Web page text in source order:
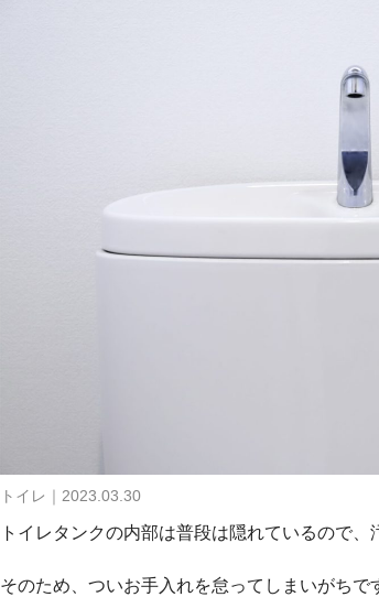
トイレ｜2023.03.30
トイレタンクの内部は普段は隠れているので
そのため、ついお手入れを怠ってしまいがち